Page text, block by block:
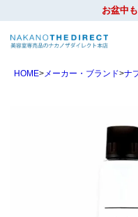
お盆中
HOME メーカー・ブランド ナ